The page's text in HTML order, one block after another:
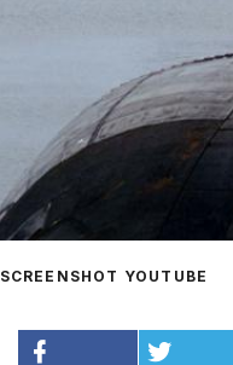
SCREENSHOT YOUTUBE